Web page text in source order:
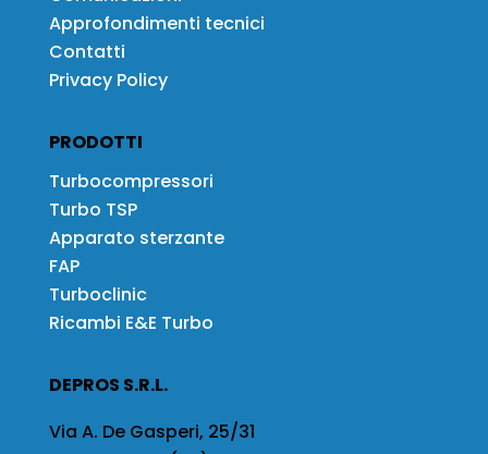
Approfondimenti tecnici
Contatti
Privacy Policy
PRODOTTI
Turbocompressori
Turbo TSP
Apparato sterzante
FAP
Turboclinic
Ricambi E&E Turbo
DEPROS S.R.L.
Via A. De Gasperi, 25/31